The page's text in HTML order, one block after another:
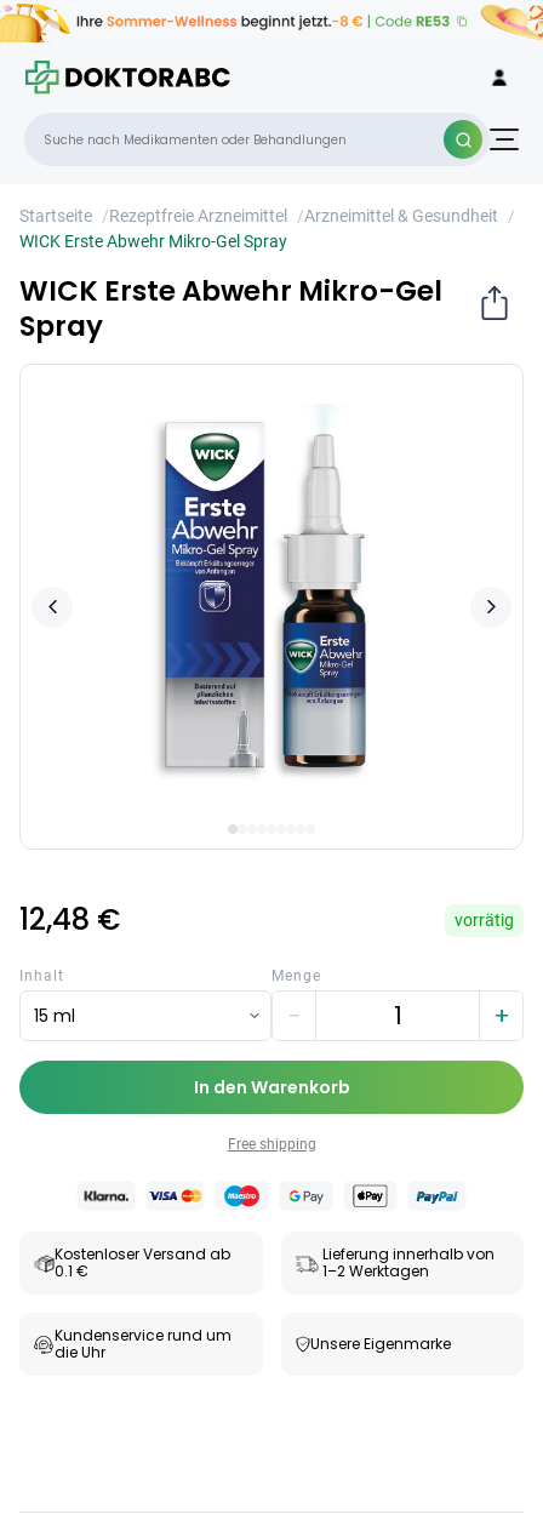
Startseite /Rezeptfreie Arzneimittel /Arzneimittel & Gesundheit
/
WICK Erste Abwehr Mikro-Gel Spray
WICK Erste Abwehr Mikro-Gel
Spray
12,48 € vorrätig
Inhalt
15 ml
Menge
− +
In den Warenkorb
Free shipping
Kostenloser Versand ab
0.1 €
Lieferung innerhalb von
1–2 Werktagen
Kundenservice rund um
die Uhr
Unsere Eigenmarke
×